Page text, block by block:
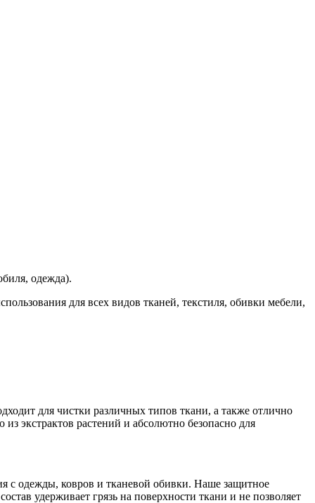
одежда).
для всех видов тканей, текстиля, обивки мебели,
для чистки различных типов ткани, а также отлично
экстрактов растений и абсолютно безопасно для
с одежды, ковров и тканевой обивки. Наше защитное
удерживает грязь на поверхности ткани и не позволяет